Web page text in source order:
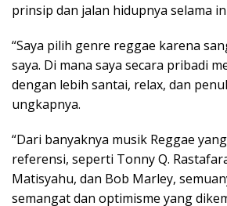
prinsip dan jalan hidupnya selama
“Saya pilih genre reggae karena
saya. Di mana saya secara pribadi
dengan lebih santai, relax, dan
ungkapnya.
“Dari banyaknya musik Reggae
referensi, seperti Tonny Q.
Matisyahu, dan Bob Marley,
semangat dan optimisme yang